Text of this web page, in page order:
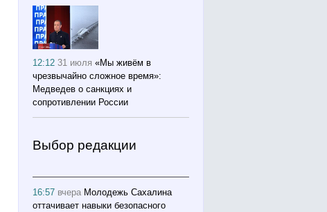
12:1231 июля «Мы живём в
чрезвычайно сложное время»:
Медведев о санкциях и
сопротивлении России
Выбор редакции
16:57 вчера Молодежь Сахалина
оттачивает навыки безопасного